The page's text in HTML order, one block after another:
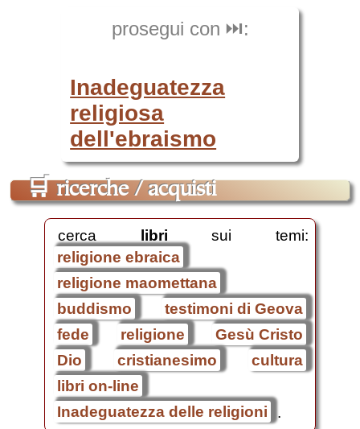
prosegui con ⏭️:
Inadeguatezza
religiosa
dell'ebraismo
🛒 ricerche / acquisti
cerca libri sui temi:
religione ebraica
religione maomettana
buddismo
testimoni di Geova
fede
religione
Gesù Cristo
Dio
cristianesimo
cultura
libri on-line
Inadeguatezza delle religioni